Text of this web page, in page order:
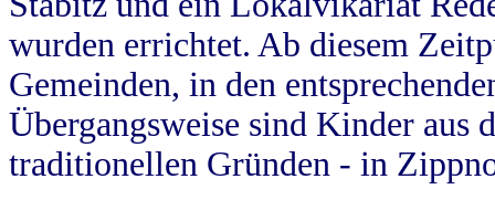
wurden errichtet. Ab diesem
Gemeinden, in den
Übergangsweise sind Kinder aus
traditionellen Gründen - in